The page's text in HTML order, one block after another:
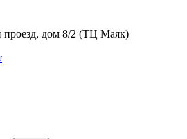
дом 8/2 (ТЦ Маяк)